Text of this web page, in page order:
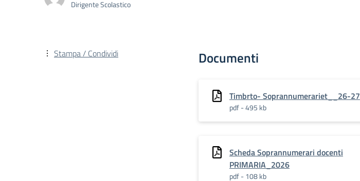
Dirigente Scolastico
Documenti
Timbrto- Soprannumerariet__26-27
pdf - 495 kb
Scheda Soprannumerari docenti
PRIMARIA_2026
pdf - 108 kb
Stampa / Condividi